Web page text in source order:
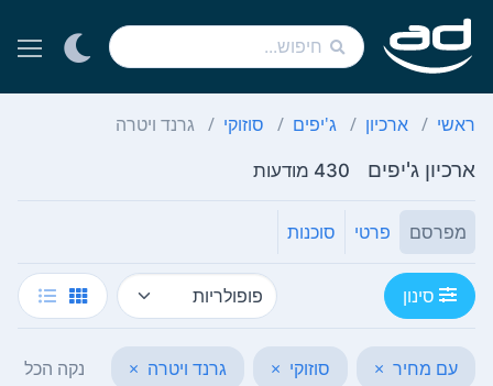
ראשי ארכיון ג'יפים סוזוקי גרנד ויטרה
ארכיון ג'יפים 430 מודעות
מפרסם פרטי סוכנות
סינון
עם מחיר × סוזוקי × גרנד ויטרה × נקה הכל